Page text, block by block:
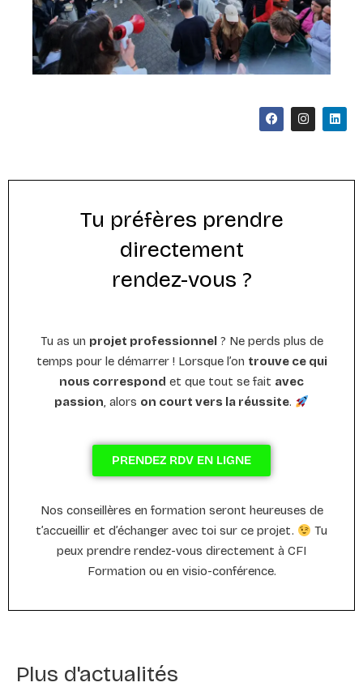
Tu préfères prendre
directement
rendez-vous ?
Tu as un projet professionnel? Ne perds plus de
temps pour le démarrer ! Lorsque l’on trouve ce qui
nous correspond et que tout se fait avec
passion, alors on court vers la réussite.
PRENDEZ RDV EN LIGNE
Nos conseillères en formation seront heureuses de
t’accueillir et d’échanger avec toi sur ce projet.
Tu
peux prendre rendez-vous directement à CFI
Formation ou en visio-conférence.
Plus d'actualités